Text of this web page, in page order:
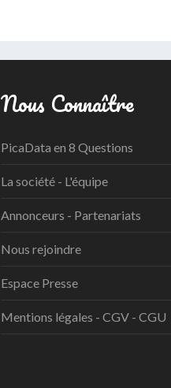
Nous Connaître
PicaData en 8 Questions
La société - L'équipe
Annonceurs - Partenariats
Nous rejoindre
Espace Presse
Mentions légales - CGV - CGU